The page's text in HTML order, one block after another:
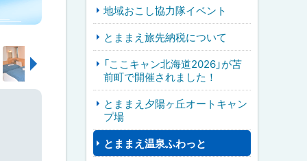
次へ
地域おこし協力隊イベント
とままえ旅先納税について
「ここキャン北海道2026」が苫
前町で開催されました！
とままえ夕陽ヶ丘オートキャン
プ場
とままえ温泉ふわっと